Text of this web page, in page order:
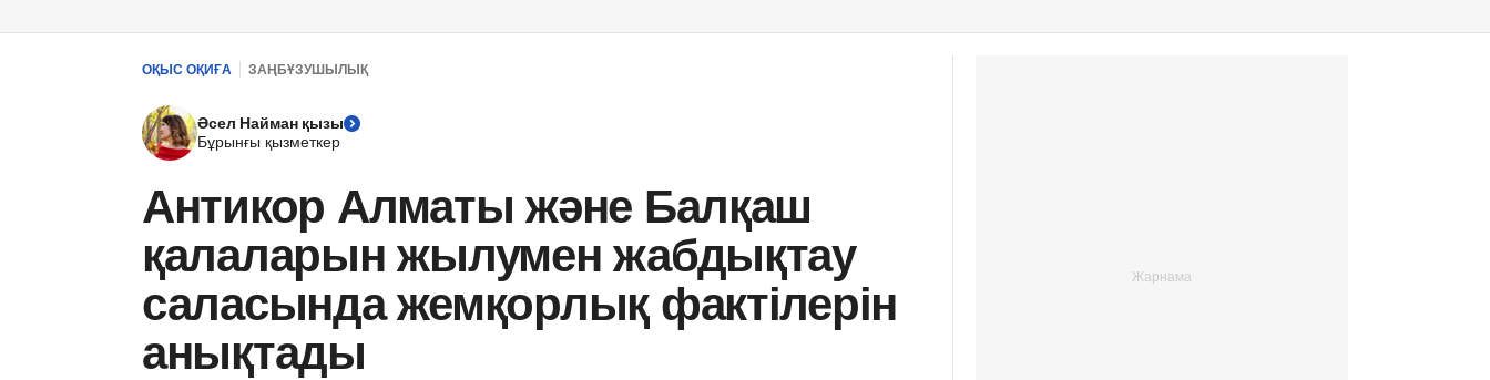
ОҚЫС ОҚИҒА ЗАҢБҰЗУШЫЛЫҚ
Әсел Найман қызы
Бұрынғы қызметкер
Антикор Алматы және Балқаш
қалаларын жылумен жабдықтау
саласында жемқорлық фактілерін
анықтады